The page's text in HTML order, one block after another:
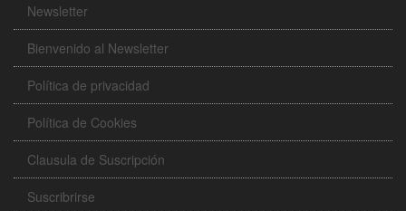
Newsletter
Bienvenido al Newsletter
Política de privacidad
Política de Cookies
Clausula de Suscripción
Suscribrirse